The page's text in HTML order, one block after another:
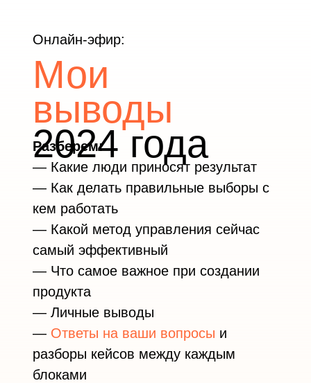
Мои
выводы
2024 года
Онлайн-эфир:
Разберем:
— Какие люди приносят результат
— Как делать правильные выборы с
кем работать
— Какой метод управления сейчас
самый эффективный
— Что самое важное при создании
продукта
— Личные выводы
— Ответы на ваши вопросы и
разборы кейсов между каждым
блоками